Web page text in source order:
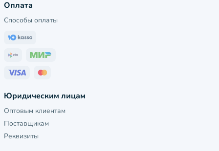
Оплата
Способы оплаты
Юридическим лицам
Оптовым клиентам
Поставщикам
Реквизиты